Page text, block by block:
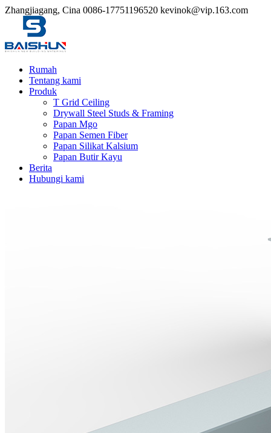
Zhangjiagang, Cina 0086-17751196520 kevinok@vip.163.com
Rumah
Tentang kami
Produk
T Grid Ceiling
Drywall Steel Studs & Framing
Papan Mgo
Papan Semen Fiber
Papan Silikat Kalsium
Papan Butir Kayu
Berita
Hubungi kami